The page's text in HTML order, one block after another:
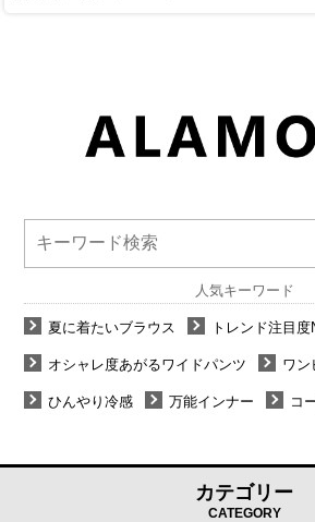
人気キーワード
夏に着たいブラウス トレンド注目
オシャレ度あがるワイドパンツ ワン
ひんやり冷感 万能インナー コ
カテゴリー
CATEGORY